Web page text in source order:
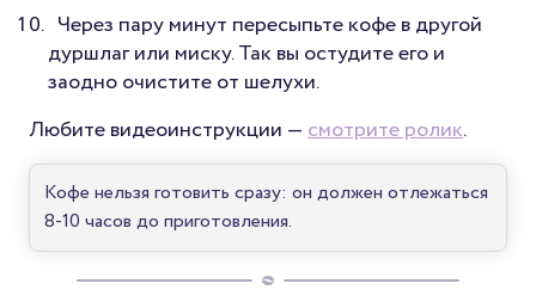
Через пару минут пересыпьте кофе в другой
дуршлаг или миску. Так вы остудите его и
заодно очистите от шелухи.
Любите видеоинструкции —смотрите ролик.
Кофе нельзя готовить сразу: он должен отлежаться
8-10 часов до приготовления.